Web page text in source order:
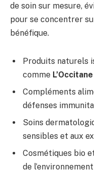
de soin sur mesure,
pour se concentrer
bénéfique.
Produits naturels
comme L’Occitane
Compléments
défenses
Soins
sensibles et aux
Cosmétiques bio
de l’environnement